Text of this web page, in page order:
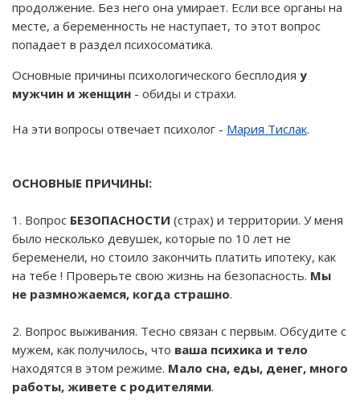
продолжение. Без него она умирает. Если все органы на
месте, а беременность не наступает, то этот вопрос
попадает в раздел психосоматика.
Основные причины психологического бесплодия у
мужчин и женщин - обиды и страхи.
На эти вопросы отвечает психолог - Мария Тислак.
ОСНОВНЫЕ ПРИЧИНЫ:
1. Вопрос БЕЗОПАСНОСТИ (страх) и территории. У меня
было несколько девушек, которые по 10 лет не
беременели, но стоило закончить платить ипотеку, как
на тебе ! Проверьте свою жизнь на безопасность. Мы
не размножаемся, когда страшно.
2. Вопрос выживания. Тесно связан с первым. Обсудите с
мужем, как получилось, что ваша психика и тело
находятся в этом режиме. Мало сна, еды, денег, много
работы, живете с родителями.